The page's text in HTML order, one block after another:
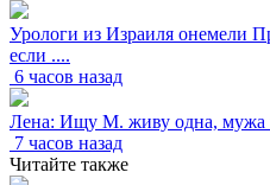
Урологи из Израиля онемели
если ....
6 часов назад
Лена: Ищу М. живу одна, мужа
7 часов назад
Читайте также